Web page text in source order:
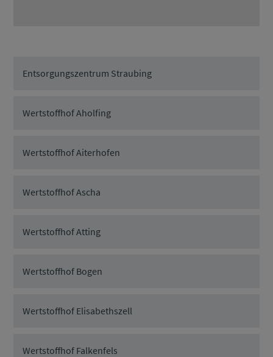
Entsorgungszentrum Straubing
Wertstoffhof Aholfing
Wertstoffhof Aiterhofen
Wertstoffhof Ascha
Wertstoffhof Atting
Wertstoffhof Bogen
Wertstoffhof Elisabethszell
Wertstoffhof Falkenfels